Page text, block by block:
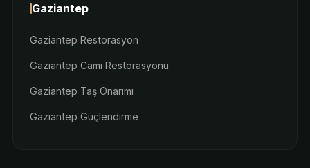
Gaziantep
Gaziantep Restorasyon
Gaziantep Cami Restorasyonu
Gaziantep Taş Onarımı
Gaziantep Güçlendirme